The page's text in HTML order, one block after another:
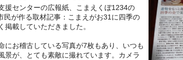
援センターの広報紙、こまえくぼ1234の
民が作る取材記事：こまえがお31に四季の
掲載していただきました。
にお稽古している写真が7枚もあり、いつも
景が、とても素敵に撮れています。カメラ